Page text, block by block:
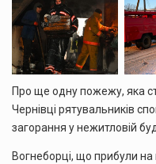
Про ще одну пожежу, яка
Чернівці рятувальників
загорання у нежитловій
Вогнеборці, що прибули на